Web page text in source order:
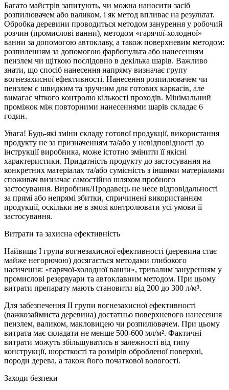
Багато майстрів запитують, чи можна наносити засіб
розпилювачем або валиком, і як метод впливає на результат.
Обробка деревини проводиться методом занурення у робочий
розчин (промислові ванни), методом «гарячої-холодної»
ванни за допомогою автоклаву, а також поверхневим методом:
розпиленням за допомогою фарбопульта або нанесенням
пензлем чи щіткою послідовно в декілька шарів. Важливо
знати, що спосіб нанесення напряму визначає групу
вогнезахисної ефективності. Нанесення розпилювачем чи
пензлем є швидким та зручним для готових каркасів, але
вимагає чіткого контролю кількості проходів. Мінімальний
проміжок між повторними нанесеннями шарів складає 6
годин.
Увага! Будь-які зміни складу готової продукції, використання
продукту не за призначенням та/або у невідповідності до
інструкції виробника, може істотно змінити її якісні
характеристики. Придатність продукту до застосування на
конкретних матеріалах та/або сумісність з іншими матеріалами
споживач визначає самостійно шляхом пробного
застосування. Виробник/Продавець не несе відповідальності
за прямі або непрямі збитки, спричинені використанням
продукції, оскільки не в змозі контролювати усі умови її
застосування.
Витрати та захисна ефективність
Найвища І група вогнезахисної ефективності (деревина стає
майже негорючою) досягається методами глибокого
насичення: «гарячої-холодної ванни», тривалим зануренням у
промислові резервуари та автоклавним методом. При цьому
витрати препарату мають становити від 200 до 300 л/м³.
Для забезпечення ІІ групи вогнезахисної ефективності
(важкозаймиста деревина) достатньо поверхневого нанесення
пензлем, валиком, макловицею чи розпилювачем. При цьому
витрата має складати не менше 500-600 мл/м². Фактичні
витрати можуть збільшуватись в залежності від типу
конструкції, шорсткості та розмірів обробленої поверхні,
породи дерева, а також його початкової вологості.
Заходи безпеки